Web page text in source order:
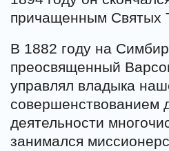
причащенным Святых
В 1882 году на
преосвященный
управлял владыка
совершенствованием
деятельности
занимался